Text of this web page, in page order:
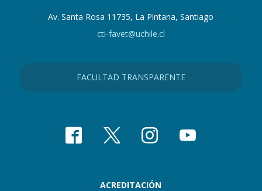
Av. Santa Rosa 11735, La Pintana, Santiago
cti-favet@uchile.cl
FACULTAD TRANSPARENTE
ACREDITACIÓN